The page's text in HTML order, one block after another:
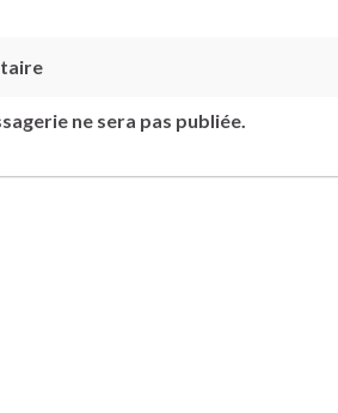
ne sera pas publiée.